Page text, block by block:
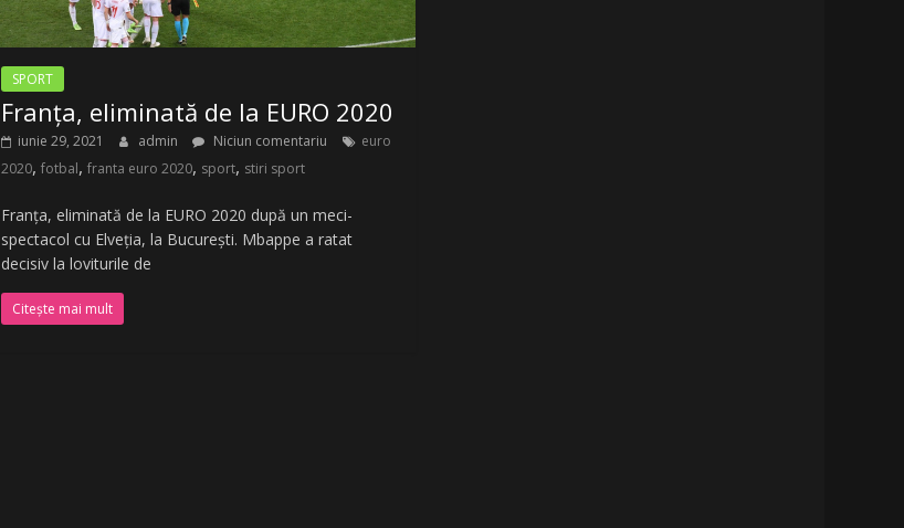
SPORT
Franța, eliminată de la EURO 2020
iunie 29, 2021 admin Niciun comentariu
euro
2020,fotbal,franta euro 2020, sport, stiri sport
Franța, eliminată de la EURO 2020 după un meci-
spectacol cu Elveția, la București. Mbappe a ratat
decisiv la loviturile de
Citește mai mult